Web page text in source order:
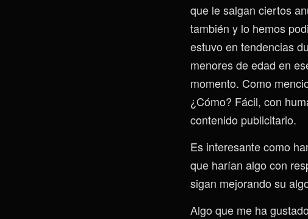
que le salgan ciertos
también y lo hemos
estuvo en tendencias
menores de edad en
momento. Como
¿Cómo? Fácil, con
contenido publicitario.
Es interesante como
que harían algo con
sigan mejorando su
Algo que me ha